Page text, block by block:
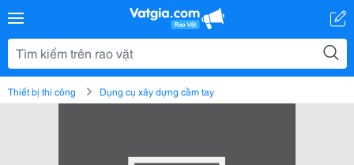
Thiết bị thi công Dụng cụ xây dựng cầm tay